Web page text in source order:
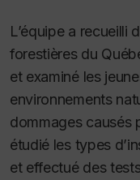
L’équipe a recueilli
forestières du
et examiné les
environnements
dommages causés
étudié les types
et effectué des